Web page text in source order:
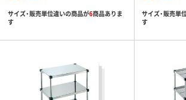
サイズ・販売単位違いの商品が6商品ありま
す
サイズ・販売単
す